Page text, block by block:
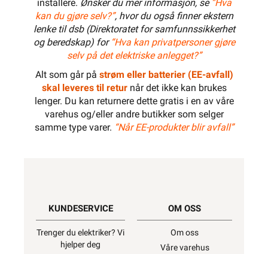
installere. Ønsker du mer informasjon, se ”Hva
kan du gjøre selv?”, hvor du også finner ekstern
lenke til dsb (Direktoratet for samfunnssikkerhet
og beredskap) for “Hva kan privatpersoner gjøre
selv på det elektriske anlegget?”
Alt som går på strøm eller batterier (EE-avfall)
skal leveres til returnår det ikke kan brukes
lenger. Du kan returnere dette gratis i en av våre
varehus og/eller andre butikker som selger
samme type varer. “Når EE-produkter blir avfall”
KUNDESERVICE
Trenger du elektriker? Vi
hjelper deg
OM OSS
Om oss
Våre varehus